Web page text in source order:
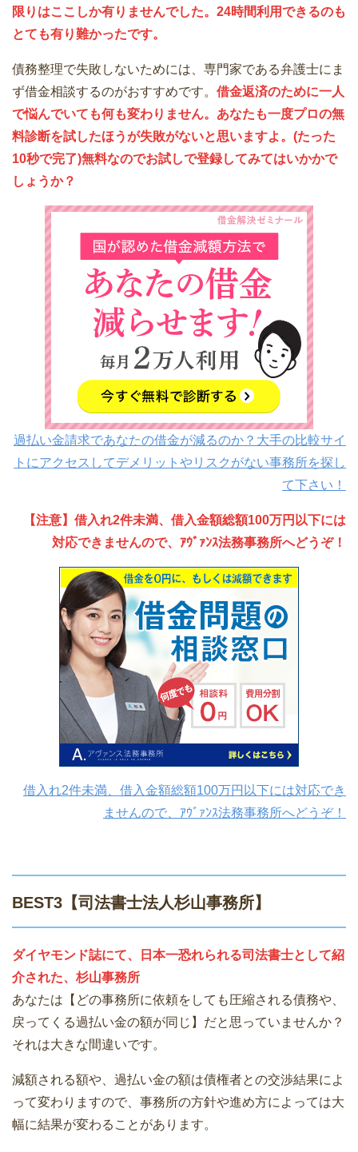
限りはここしか有りませんでした。24時間利用できるのも
とても有り難かったです。
債務整理で失敗しないためには、専門家である弁護士にま
ず借金相談するのがおすすめです。 借金返済のために一人
で悩んでいても何も変わりません。あなたも一度プロの無
料診断を試したほうが失敗がないと思いますよ。(たった
10秒で完了)無料なのでお試しで登録してみてはいかかで
しょうか？
過払い金請求であなたの借金が減るのか？大手の比較サイ
トにアクセスしてデメリットやリスクがない事務所を探し
て下さい！
【注意】借入れ2件未満、借入金額総額100万円以下には
対応できませんので、ｱｳﾞｧﾝｽ法務事務所へどうぞ！
借入れ2件未満、借入金額総額100万円以下には対応でき
ませんので、ｱｳﾞｧﾝｽ法務事務所へどうぞ！
BEST3【司法書士法人杉山事務所】
ダイヤモンド誌にて、日本一恐れられる司法書士として紹
介された、杉山事務所
あなたは【どの事務所に依頼をしても圧縮される債務や、
戻ってくる過払い金の額が同じ】だと思っていませんか？
それは大きな間違いです。
減額される額や、過払い金の額は債権者との交渉結果によ
って変わりますので、事務所の方針や進め方によっては大
幅に結果が変わることがあります。